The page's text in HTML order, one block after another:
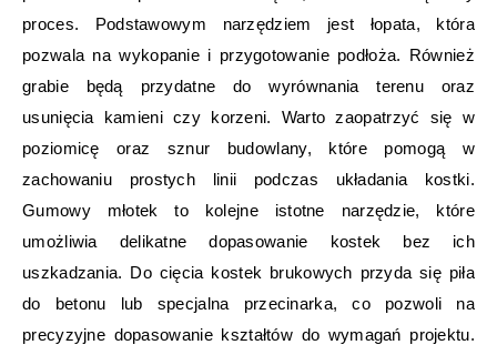
proces. Podstawowym narzędziem jest łopata, która
pozwala na wykopanie i przygotowanie podłoża. Również
grabie będą przydatne do wyrównania terenu oraz
usunięcia kamieni czy korzeni. Warto zaopatrzyć się w
poziomicę oraz sznur budowlany, które pomogą w
zachowaniu prostych linii podczas układania kostki.
Gumowy młotek to kolejne istotne narzędzie, które
umożliwia delikatne dopasowanie kostek bez ich
uszkadzania. Do cięcia kostek brukowych przyda się piła
do betonu lub specjalna przecinarka, co pozwoli na
precyzyjne dopasowanie kształtów do wymagań projektu.